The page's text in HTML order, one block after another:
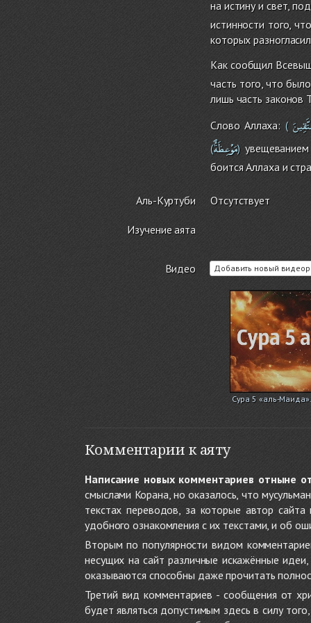
на истину и свет,
истинности того,
которых
Как сообщил
часть того, что
лишь часть законов
Слово Аллаха: (
(َمَوْعِظَةٌ)
боится Аллаха и
Аль-Куртуби Отсутствует
Изучение аята
Видео Добавить новый
Сура 5 «аль-
Комментарии к аяту
Написание новых комментариев отныне
смыслами Корана, но оказалось, что
текстах переводов, за которые автор
удобного ознакомления с их текстами, и об
Вторым по популярности видом
несущих на сайт различные искажённые
оказываются способны даже прочитать
Третий вид комментариев - сообщения от
будет являться допустимым здесь в силу